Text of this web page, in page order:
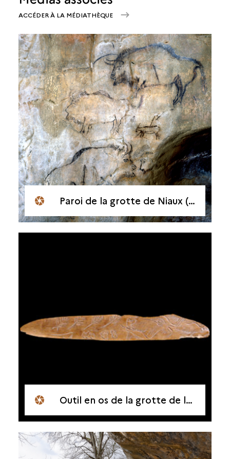
ACCÉDER À LA MÉDIATHÈQUE
Paroi de la grotte de Niaux (Ardèche)
Outil en os de la grotte de la Vache (Ariège)